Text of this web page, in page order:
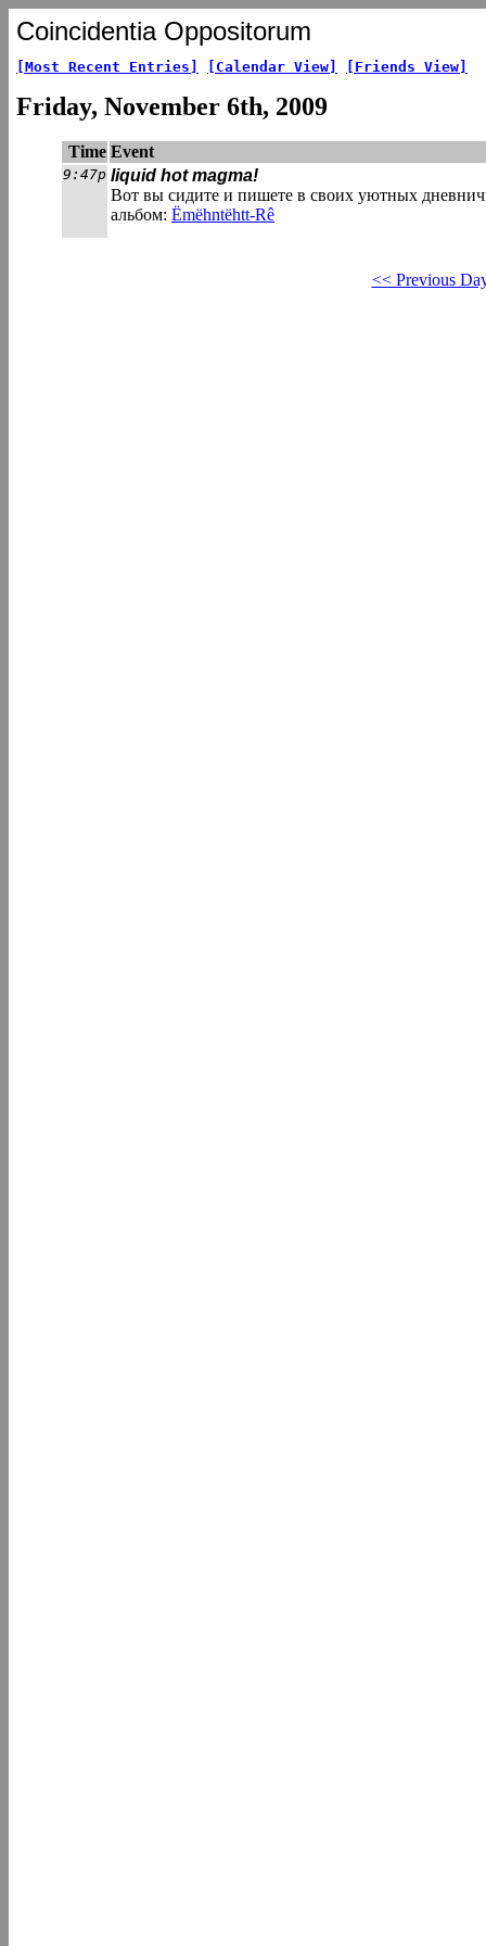
Coincidentia Oppositorum
[Most Recent Entries] [Calendar View] [Friends View]
Friday, November 6th, 2009
Time Event
9:47p liquid hot magma!
Вот вы сидите и пишете в своих уютных
альбом: Ëmëhntëhtt-Rê
<< Previous